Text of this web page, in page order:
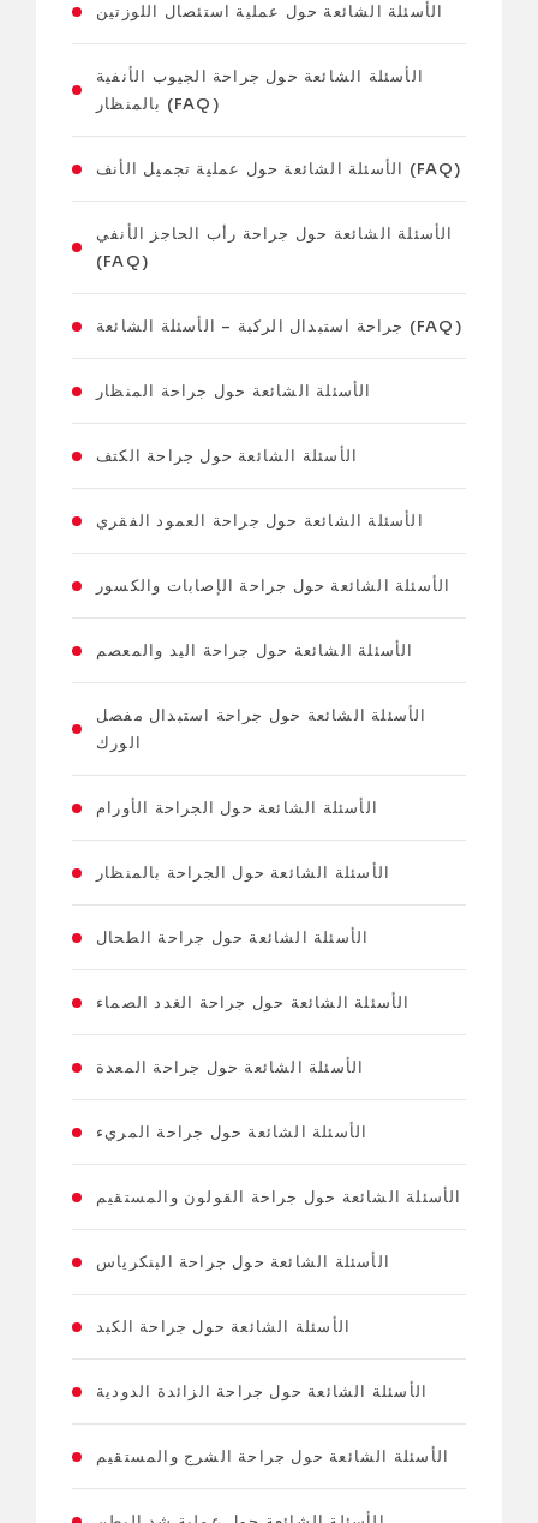
الأسئلة الشائعة حول عملية استئصال اللوزتين
الأسئلة الشائعة حول جراحة الجيوب الأنفية
بالمنظار (FAQ)
الأسئلة الشائعة حول عملية تجميل الأنف (FAQ)
الأسئلة الشائعة حول جراحة رأب الحاجز الأنفي
(FAQ)
جراحة استبدال الركبة – الأسئلة الشائعة (FAQ)
الأسئلة الشائعة حول جراحة المنظار
الأسئلة الشائعة حول جراحة الكتف
الأسئلة الشائعة حول جراحة العمود الفقري
الأسئلة الشائعة حول جراحة الإصابات والكسور
الأسئلة الشائعة حول جراحة اليد والمعصم
الأسئلة الشائعة حول جراحة استبدال مفصل
الورك
الأسئلة الشائعة حول الجراحة الأورام
الأسئلة الشائعة حول الجراحة بالمنظار
الأسئلة الشائعة حول جراحة الطحال
الأسئلة الشائعة حول جراحة الغدد الصماء
الأسئلة الشائعة حول جراحة المعدة
الأسئلة الشائعة حول جراحة المريء
الأسئلة الشائعة حول جراحة القولون والمستقيم
الأسئلة الشائعة حول جراحة البنكرياس
الأسئلة الشائعة حول جراحة الكبد
الأسئلة الشائعة حول جراحة الزائدة الدودية
الأسئلة الشائعة حول جراحة الشرج والمستقيم